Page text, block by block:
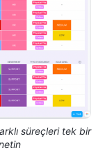
süreçleri tek bir